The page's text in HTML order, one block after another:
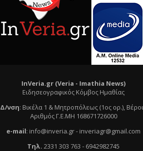
InVeria.gr (Veria - Ιmathia News)
Ειδησεογραφικός Κόμβος Ημαθίας
Δ/νση: Βικέλα 1 & Μητροπόλεως (1ος ορ.),
Αριθμός Γ.Ε.ΜΗ 168671726000
e-mail: info@inveria.gr- inveriagr@gmail.com
Τηλ. 2331 303 763 - 6942982745